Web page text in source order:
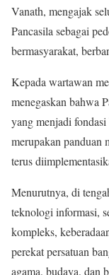
Vanath, mengajak
Pancasila sebagai
bermasyarakat,
Kepada wartawan
menegaskan bahwa
yang menjadi
merupakan panduan
terus
Menurutnya, di
teknologi informasi,
kompleks,
perekat persatuan
agama, budaya, dan